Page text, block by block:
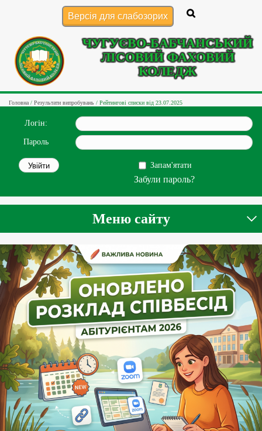
ЧУГУЄВО-БАБЧАНСЬКИЙ
ЛІСОВИЙ ФАХОВИЙ
КОЛЕДЖ
Версія для слабозорих
Головна / Результати випробувань / Рейтингові списки від 23.07.2025
Логін:
Пароль
Запам'ятати
Забули пароль?
Меню сайту